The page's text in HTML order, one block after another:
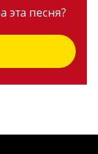
эта песня?